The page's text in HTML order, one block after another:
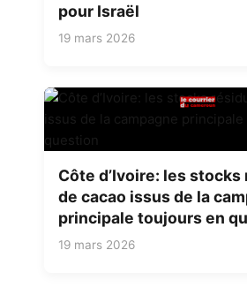
pour Israël
19 mars 2026
Côte d’Ivoire: les
de cacao issus de la
principale toujours en
19 mars 2026